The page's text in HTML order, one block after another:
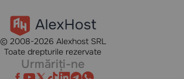
© 2008-2026 Alexhost SRL
Toate drepturile rezervate
Urmăriți-ne